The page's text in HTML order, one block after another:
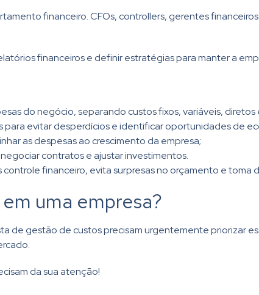
financeiro. CFOs, controllers, gerentes
financeiros e definir estratégias para manter a
do negócio, separando custos fixos, variáveis, diretos
para evitar desperdícios e identificar oportunidades de
as despesas ao crescimento da empresa;
contratos e ajustar investimentos.
financeiro, evita surpresas no orçamento e toma
uma empresa?
de gestão de custos precisam urgentemente priorizar
da sua atenção!